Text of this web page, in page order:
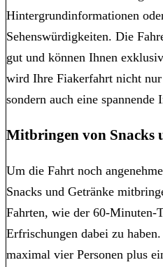
Hintergrundinformationen
Sehenswürdigkeiten. Die
gut und können Ihnen
wird Ihre Fiakerfahrt nicht
sondern auch eine spannende
Mitbringen von Snacks
Um die Fahrt noch
Snacks und Getränke
Fahrten, wie der 60-Minuten-
Erfrischungen dabei zu
maximal vier Personen plus